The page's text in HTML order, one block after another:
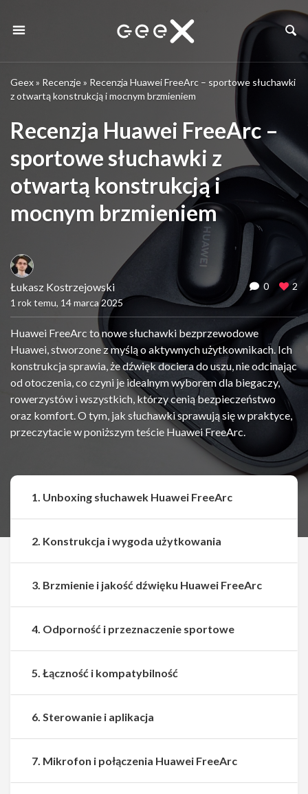
Geex» Recenzje» Recenzja Huawei FreeArc – sportowe słuchawki
z otwartą konstrukcją i mocnym brzmieniem
Recenzja Huawei FreeArc –
sportowe słuchawki z
otwartą konstrukcją i
mocnym brzmieniem
Łukasz Kostrzejowski
1 rok temu, 14 marca 2025
0 2
Huawei FreeArc to nowe słuchawki bezprzewodowe
Huawei, stworzone z myślą o aktywnych użytkownikach. Ich
konstrukcja sprawia, że dźwięk dociera do uszu, nie odcinając
od otoczenia, co czyni je idealnym wyborem dla biegaczy,
rowerzystów i wszystkich, którzy cenią bezpieczeństwo
oraz komfort. O tym, jak słuchawki sprawują się w praktyce,
przeczytacie w poniższym teście Huawei FreeArc.
1. Unboxing słuchawek Huawei FreeArc
2. Konstrukcja i wygoda użytkowania
3. Brzmienie i jakość dźwięku Huawei FreeArc
4. Odporność i przeznaczenie sportowe
5. Łączność i kompatybilność
6. Sterowanie i aplikacja
7. Mikrofon i połączenia Huawei FreeArc